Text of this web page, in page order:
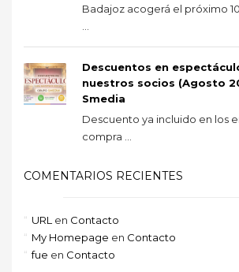
Badajoz acogerá el próximo
Descuentos en
nuestros socios (Agosto
Smedia
Descuento ya incluido en los
compra ...
COMENTARIOS RECIENTES
URL en Contacto
My Homepage en Contacto
fue en Contacto